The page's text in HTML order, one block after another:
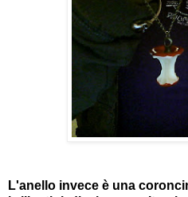
L'anello invece è una